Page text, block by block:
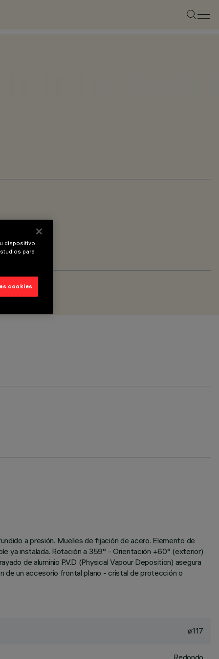
a presión. Muelles de fijación de acero. Elemento de
ya instalada. Rotación a 359° - Orientación +60° (exterior)
de aluminio P.V.D (Physical Vapour Deposition) asegura
de un accesorio frontal plano - cristal de protección o
ø117
Redondo
dispositivo
para
cookies